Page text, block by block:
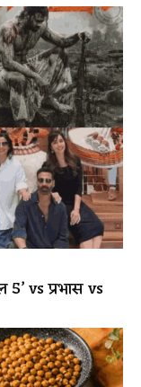
vs प्रभास vs